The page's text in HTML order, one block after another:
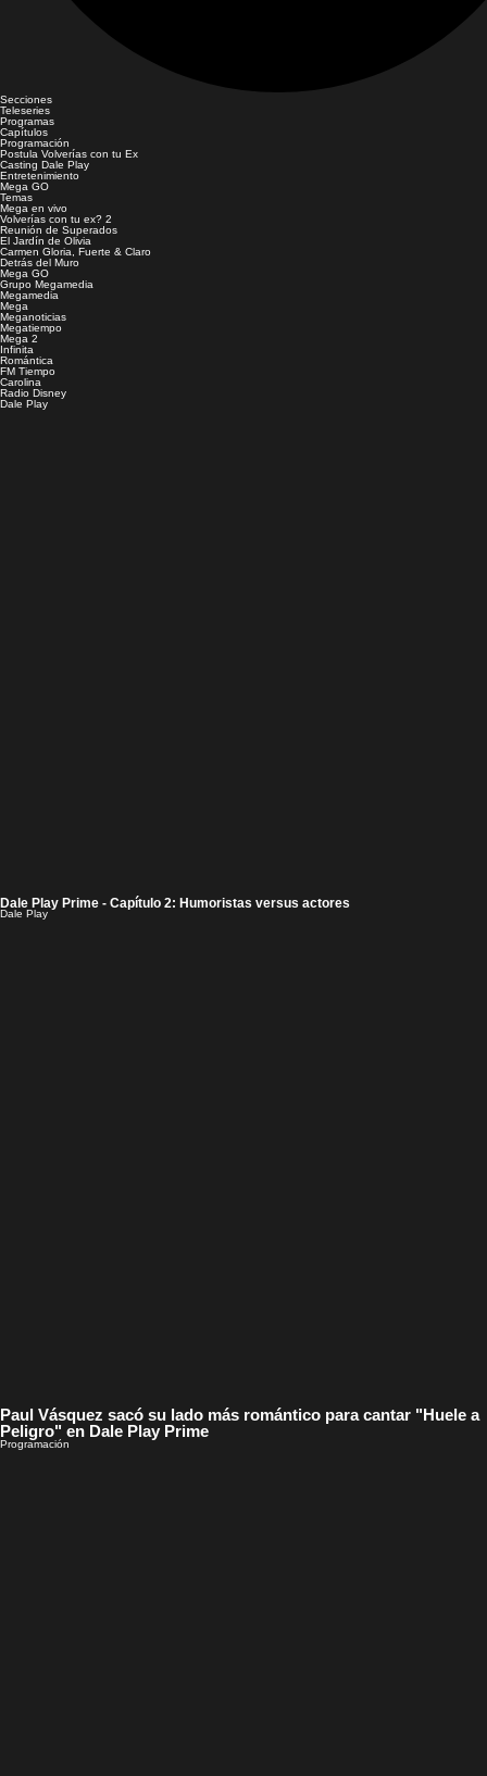
Secciones
Teleseries
Programas
Capítulos
Programación
Postula Volverías con tu Ex
Casting Dale Play
Entretenimiento
Mega GO
Temas
Mega en vivo
Volverías con tu ex? 2
Reunión de Superados
El Jardín de Olivia
Carmen Gloria, Fuerte & Claro
Detrás del Muro
Mega GO
Grupo Megamedia
Megamedia
Mega
Meganoticias
Megatiempo
Mega 2
Infinita
Romántica
FM Tiempo
Carolina
Radio Disney
Dale Play
Dale Play Prime - Capítulo 2: Humoristas versus actores
Dale Play
Paul Vásquez sacó su lado más romántico para cantar "Huele a
Peligro" en Dale Play Prime
Programación